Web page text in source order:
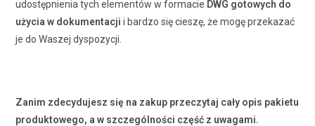
udostępnienia tych elementów w formacie DWG gotowych do
użycia w dokumentacji i bardzo się cieszę, że mogę przekazać
je do Waszej dyspozycji.
Zanim zdecydujesz się na zakup przeczytaj cały opis pakietu
produktowego, a w szczególności część z uwagami.